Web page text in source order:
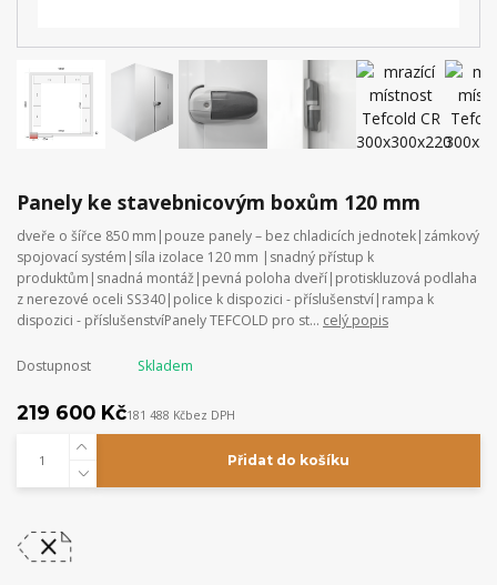
Panely ke stavebnicovým boxům 120 mm
dveře o šířce 850 mm|pouze panely – bez chladicích jednotek|zámkový
spojovací systém|síla izolace 120 mm |snadný přístup k
produktům|snadná montáž|pevná poloha dveří|protiskluzová podlaha
z nerezové oceli SS340|police k dispozici - příslušenství|rampa k
dispozici - příslušenstvíPanely TEFCOLD pro st... celý popis
Dostupnost Skladem
219 600 Kč181 488 Kčbez DPH
Přidat do košíku